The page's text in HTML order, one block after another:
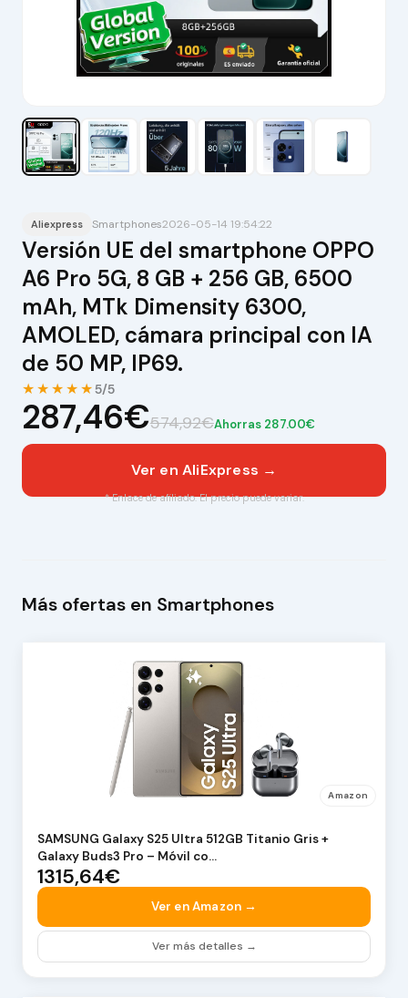
Aliexpress Smartphones2026-05-14 19:54:22
Versión UE del smartphone OPPO
A6 Pro 5G, 8 GB + 256 GB, 6500
mAh, MTk Dimensity 6300,
AMOLED, cámara principal con IA
de 50 MP, IP69.
★★★★★5/5
287,46€574,92€Ahorras 287.00€
Ver en AliExpress →
* Enlace de afiliado. El precio puede variar.
Más ofertas en Smartphones
Amazon
SAMSUNG Galaxy S25 Ultra 512GB Titanio Gris +
Galaxy Buds3 Pro – Móvil co…
1315,64€
Ver en Amazon →
Ver más detalles →